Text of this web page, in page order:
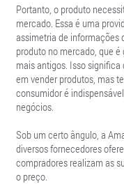
Portanto, o produto
mercado. Essa é uma
assimetria de informações
produto no mercado, que
mais antigos. Isso
em vender produtos, mas
consumidor é
negócios.
Sob um certo ângulo, a
diversos fornecedores
compradores realizam as
o preço.